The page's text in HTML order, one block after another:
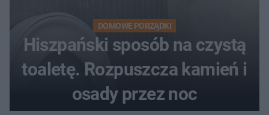
DOMOWE PORZĄDKI
Hiszpański sposób na czystą
toaletę. Rozpuszcza kamień i
osady przez noc